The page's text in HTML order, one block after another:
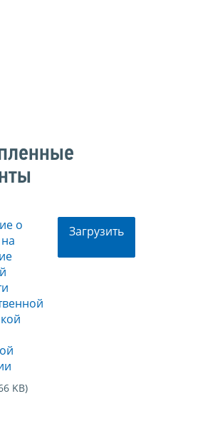
о
KB)
Загрузить